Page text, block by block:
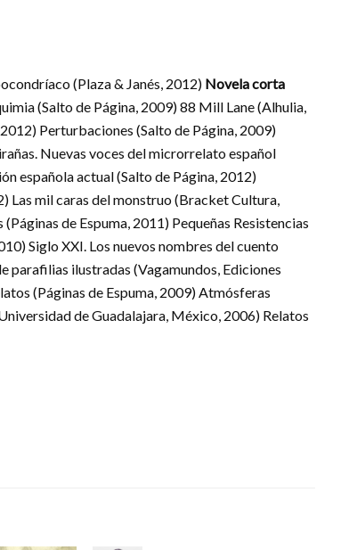
(Plaza & Janés, 2012) Novela corta
(Salto de Página, 2009) 88 Mill Lane (Alhulia,
Perturbaciones (Salto de Página, 2009)
Nuevas voces del microrrelato español
española actual (Salto de Página, 2012)
mil caras del monstruo (Bracket Cultura,
de Espuma, 2011) Pequeñas Resistencias
Siglo XXI. Los nuevos nombres del cuento
parafilias ilustradas (Vagamundos, Ediciones
(Páginas de Espuma, 2009) Atmósferas
de Guadalajara, México, 2006) Relatos